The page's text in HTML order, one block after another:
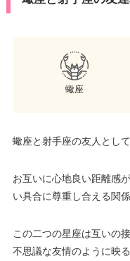
蠍座
蠍座と射手座の友人とし
お互いに心地良い距離感
い具合に尊重し合える関
この二つの星座は互いの
不思議な友情のように映